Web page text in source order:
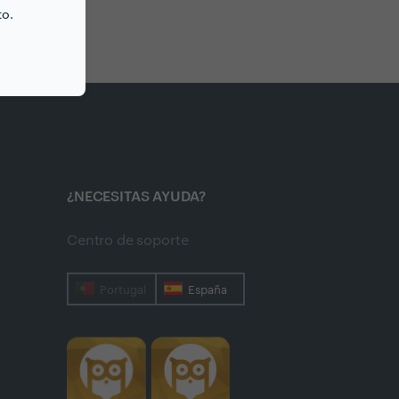
¿NECESITAS AYUDA?
Centro de soporte
Portugal España